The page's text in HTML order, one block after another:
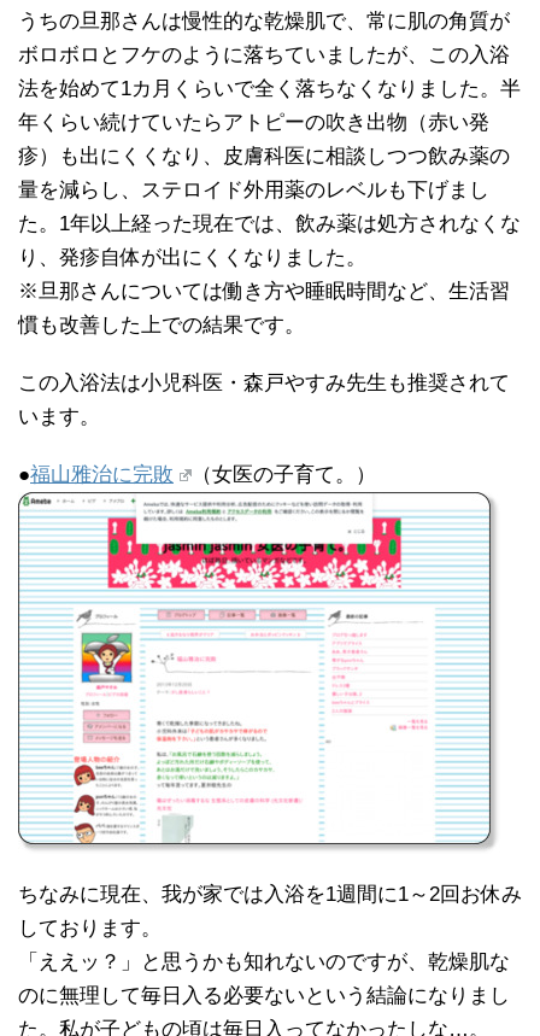
うちの旦那さんは慢性的な乾燥肌で、常に肌の角質が
ボロボロとフケのように落ちていましたが、この入浴
法を始めて1カ月くらいで全く落ちなくなりました。半
年くらい続けていたらアトピーの吹き出物（赤い発
疹）も出にくくなり、皮膚科医に相談しつつ飲み薬の
量を減らし、ステロイド外用薬のレベルも下げまし
た。1年以上経った現在では、飲み薬は処方されなくな
り、発疹自体が出にくくなりました。
※旦那さんについては働き方や睡眠時間など、生活習
慣も改善した上での結果です。
この入浴法は小児科医・森戸やすみ先生も推奨されて
います。
●福山雅治に完敗 （女医の子育て。）
ちなみに現在、我が家では入浴を1週間に1～2回お休み
しております。
「ええッ？」と思うかも知れないのですが、乾燥肌な
のに無理して毎日入る必要ないという結論になりまし
た。私が子どもの頃は毎日入ってなかったしな…。